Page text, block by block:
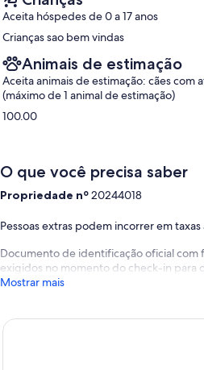
Aceita hóspedes de 0 a 17 anos
Crianças sao bem vindas
Animais de estimação
Aceita animais de estimação: cães com
(máximo de 1 animal de estimação)
100.00
O que você precisa saber
Propriedade nº20244018
Pessoas extras podem incorrer em
Documento de identificação oficial
exigidos no momento do check-in para
Mostrar mais